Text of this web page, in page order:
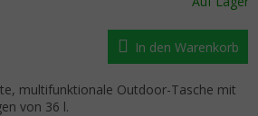
In den Warenkorb
multifunktionale Outdoor-Tasche mit
von 36 l.